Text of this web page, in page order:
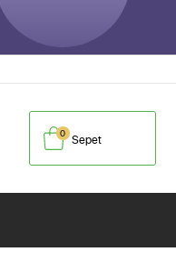
Sepet
0